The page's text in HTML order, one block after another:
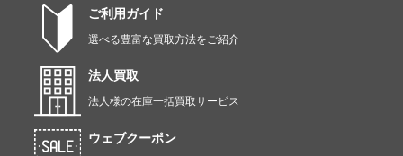
ご利用ガイド
選べる豊富な買取方法をご紹介
法人買取
法人様の在庫一括買取サービス
ウェブクーポン